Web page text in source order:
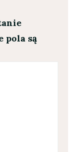
pola są